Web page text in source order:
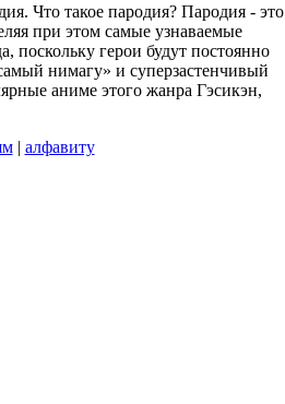
Что такое пародия? Пародия - это
при этом самые узнаваемые
поскольку герои будут постоянно
нимагу» и суперзастенчивый
аниме этого жанра Гэсикэн,
| алфавиту